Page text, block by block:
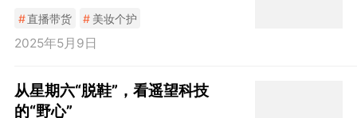
#直播带货 # 美妆个护
2025年5月9日
从星期六“脱鞋”，看遥望科技
的“野心”